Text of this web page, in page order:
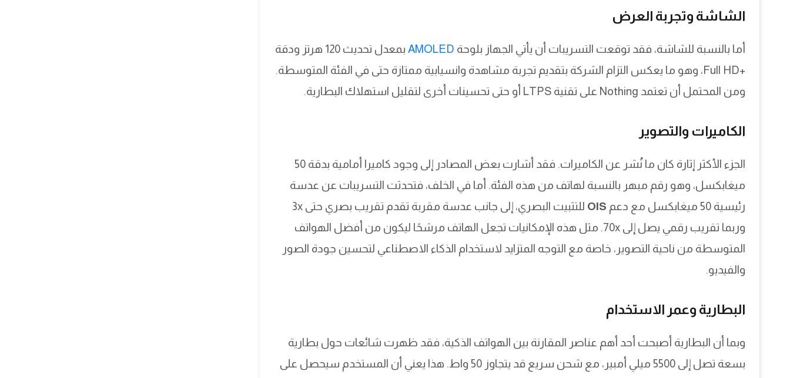
الشاشة وتجربة العرض
أما بالنسبة للشاشة، فقد توقعت التسريبات أن يأتي الجهاز بلوحة AMOLED
بمعدل تحديث 120 هرتز ودقة
+Full HD، وهو ما يعكس التزام الشركة بتقديم تجربة مشاهدة وانسيابية ممتازة حتى في الفئة المتوسطة.
ومن المحتمل أن تعتمد Nothing على تقنية LTPS أو حتى تحسينات أخرى لتقليل استهلاك البطارية.
الكاميرات والتصوير
الجزء الأكثر إثارة كان ما نُشر عن الكاميرات. فقد أشارت بعض المصادر إلى وجود كاميرا أمامية بدقة 50
ميغابكسل، وهو رقم مبهر بالنسبة لهاتف من هذه الفئة. أما في الخلف، فتحدثت التسريبات عن عدسة
رئيسية 50 ميغابكسل مع دعم
OIS
للتثبيت البصري، إلى جانب عدسة مقربة تقدم تقريب بصري حتى 3x
وربما تقريب رقمي يصل إلى 70x. مثل هذه الإمكانيات تجعل الهاتف مرشحًا ليكون من أفضل الهواتف
المتوسطة من ناحية التصوير، خاصة مع التوجه المتزايد لاستخدام الذكاء الاصطناعي لتحسين جودة الصور
والفيديو.
البطارية وعمر الاستخدام
وبما أن البطارية أصبحت أحد أهم عناصر المقارنة بين الهواتف الذكية، فقد ظهرت شائعات حول بطارية
بسعة تصل إلى 5500 ميلي أمبير، مع شحن سريع قد يتجاوز 50 واط. هذا يعني أن المستخدم سيحصل على